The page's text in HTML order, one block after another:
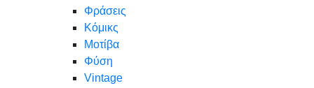
Φράσεις
Κόμικς
Μοτίβα
Φύση
Vintage